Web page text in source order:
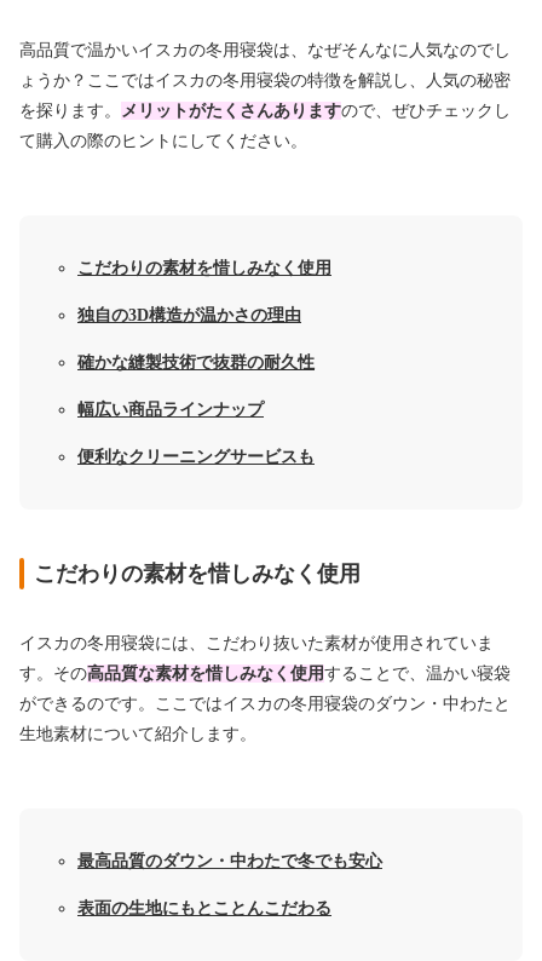
高品質で温かいイスカの冬用寝袋は、なぜそんなに人気なのでし
ょうか？ここではイスカの冬用寝袋の特徴を解説し、人気の秘密
を探ります。 メリットがたくさんありますので、ぜひチェックし
て購入の際のヒントにしてください。
こだわりの素材を惜しみなく使用
独自の3D構造が温かさの理由
確かな縫製技術で抜群の耐久性
幅広い商品ラインナップ
便利なクリーニングサービスも
こだわりの素材を惜しみなく使用
イスカの冬用寝袋には、こだわり抜いた素材が使用されていま
す。その高品質な素材を惜しみなく使用することで、温かい寝袋
ができるのです。ここではイスカの冬用寝袋のダウン・中わたと
生地素材について紹介します。
最高品質のダウン・中わたで冬でも安心
表面の生地にもとことんこだわる